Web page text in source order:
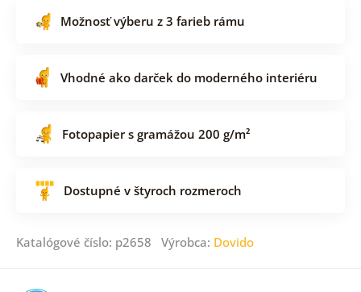
Možnosť výberu z 3 farieb rámu
Vhodné ako darček do moderného interiéru
Fotopapier s gramážou 200 g/m²
Dostupné v štyroch rozmeroch
Katalógové číslo: p2658 Výrobca: Dovido